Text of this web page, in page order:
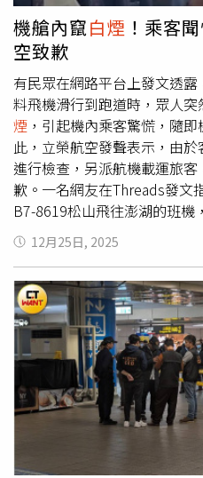
人員，由專業人員依標準作
醒，民眾如遇危險情事，可按
打110報案，以維護乘車安全。
機艙內竄白煙 ！乘客
空致歉
有民眾在網路平台上發文透
料飛機滑行到跑道時，眾人
煙 ，引起機內乘客驚慌，隨
此，立榮航空發聲表示，由
進行檢查，另派航機載運旅
歉。一名網友在Threads發文
B7-8619松山飛往澎湖的班機
後聞到怪味，有種煙霧瀰漫
空服人員也立即與機長反映
調關係造成，狀況目前已經
些乘客紛紛感到恐慌，喊著
門逃生。乘客們也再度與空
有什麼東西過熱燒壞」；之
滑行回停機坪」。對此，立
示，24日台北前往澎湖B7-
異常，基於安全考量返回停
另一架航機載運旅客，並於
立榮航空指出，該航班已於
客不便之處，航空公司深感抱
12月25日, 2025